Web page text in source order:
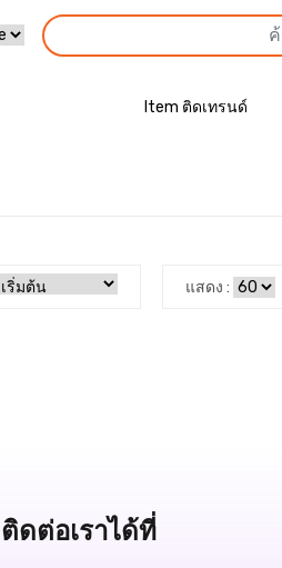
Item ติดเทรนด์
แสดง :
ติดต่อเราได้ที่